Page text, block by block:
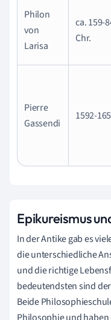
Philon
von
Larisa
ca. 159-
Chr.
Pierre
Gassendi
1592-
Epikureismus
In der Antike gab es
die unterschiedliche
und die richtige
bedeutendsten sind
Beide
Philosophie und